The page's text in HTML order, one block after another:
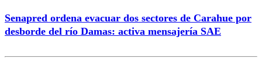
Correo
Senapred ordena evacuar dos sectores de Carahue por
desborde del río Damas: activa mensajería SAE